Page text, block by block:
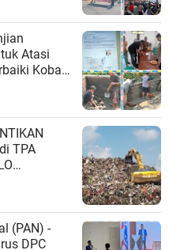
Atasi
Kobak
TPA
(PAN) -
DPC